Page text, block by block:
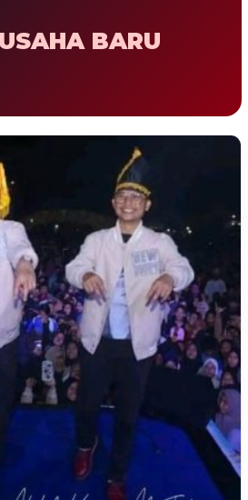
BARU